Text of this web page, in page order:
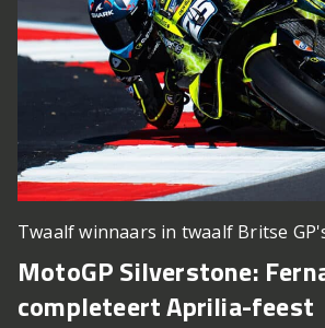
Twaalf winnaars in twaalf Britse
MotoGP Silverstone:
completeert Aprilia-feest